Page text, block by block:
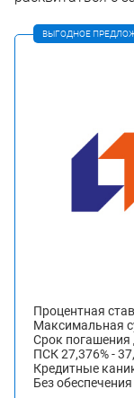
ВЫГОДНОЕ
Процентная
Максимальная
Срок погашения
ПСК 27,376% -
Кредитные
Без обеспечения